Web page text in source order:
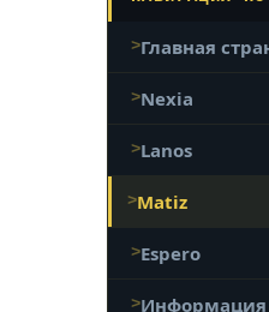
Главная
Nexia
Lanos
Matiz
Espero
Информация